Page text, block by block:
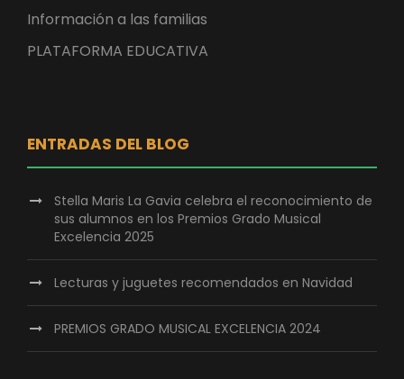
Información a las familias
PLATAFORMA EDUCATIVA
ENTRADAS DEL BLOG
Stella Maris La Gavia celebra el reconocimiento de
sus alumnos en los Premios Grado Musical
Excelencia 2025
Lecturas y juguetes recomendados en Navidad
PREMIOS GRADO MUSICAL EXCELENCIA 2024